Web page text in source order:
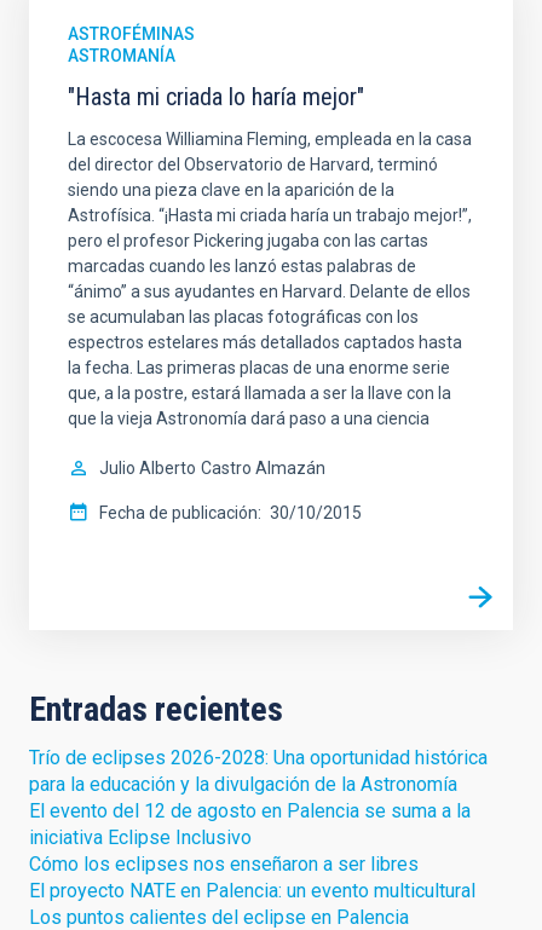
ASTROFÉMINAS
ASTROMANÍA
"Hasta mi criada lo haría mejor"
La escocesa Williamina Fleming, empleada en la casa
del director del Observatorio de Harvard, terminó
siendo una pieza clave en la aparición de la
Astrofísica. “¡Hasta mi criada haría un trabajo mejor!”,
pero el profesor Pickering jugaba con las cartas
marcadas cuando les lanzó estas palabras de
“ánimo” a sus ayudantes en Harvard. Delante de ellos
se acumulaban las placas fotográficas con los
espectros estelares más detallados captados hasta
la fecha. Las primeras placas de una enorme serie
que, a la postre, estará llamada a ser la llave con la
que la vieja Astronomía dará paso a una ciencia
Julio Alberto Castro Almazán
Fecha de publicación 30/10/2015
Entradas recientes
Trío de eclipses 2026-2028: Una oportunidad histórica
para la educación y la divulgación de la Astronomía
El evento del 12 de agosto en Palencia se suma a la
iniciativa Eclipse Inclusivo
Cómo los eclipses nos enseñaron a ser libres
El proyecto NATE en Palencia: un evento multicultural
Los puntos calientes del eclipse en Palencia